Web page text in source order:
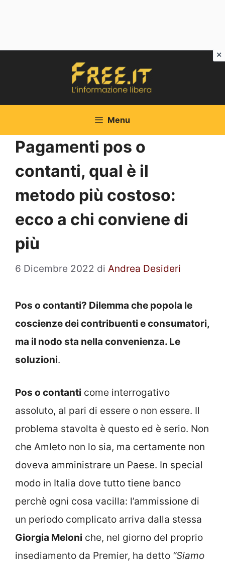
Menu
Pagamenti pos o
contanti, qual è il
metodo più costoso:
ecco a chi conviene di
più
6 Dicembre 2022 di Andrea Desideri
Pos o contanti? Dilemma che popola le
coscienze dei contribuenti e consumatori,
ma il nodo sta nella convenienza. Le
soluzioni.
Pos o contanti come interrogativo
assoluto, al pari di essere o non essere. Il
problema stavolta è questo ed è serio. Non
che Amleto non lo sia, ma certamente non
doveva amministrare un Paese. In special
modo in Italia dove tutto tiene banco
perchè ogni cosa vacilla: l’ammissione di
un periodo complicato arriva dalla stessa
Giorgia Meloni che, nel giorno del proprio
insediamento da Premier, ha detto “Siamo